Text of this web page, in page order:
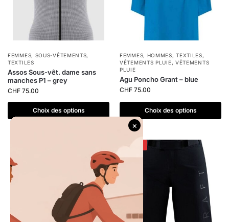
FEMMES, SOUS-VÊTEMENTS,
TEXTILES
Assos Sous-vêt. dame sans
manches P1 – grey
CHF 75.00
Choix des options
FEMMES, HOMMES,TEXTILES,
VÊTEMENTS PLUIE, VÊTEMENTS
PLUIE
Agu Poncho Grant – blue
CHF 75.00
Choix des options